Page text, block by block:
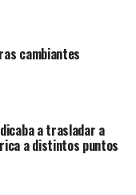
cambiantes
a trasladar a
a distintos puntos